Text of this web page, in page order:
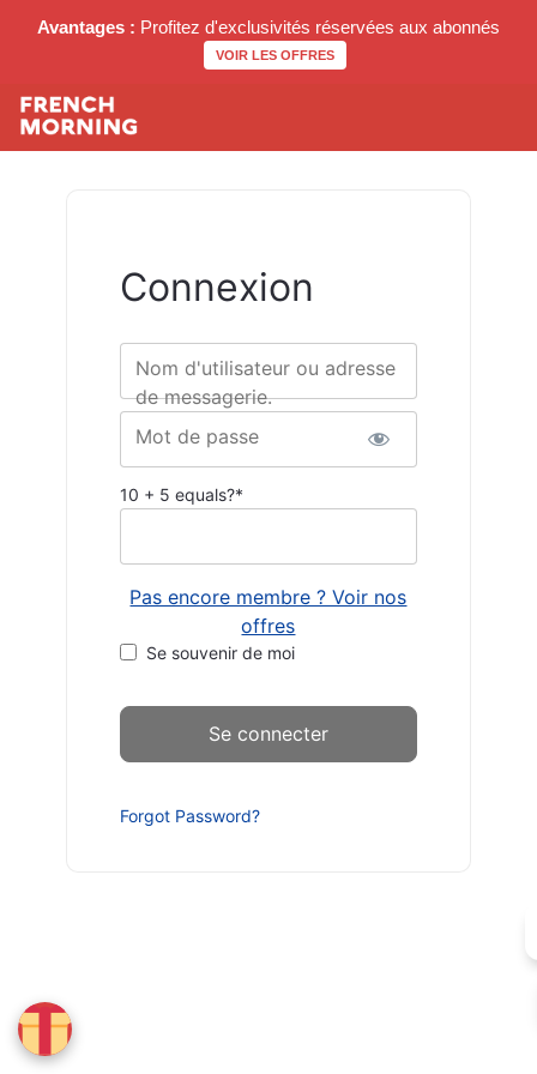
Avantages : Profitez d'exclusivités réservées aux abonnés
VOIR LES OFFRES
Connexion
Nom d'utilisateur ou adresse
de messagerie.
Mot de passe
10 + 5 equals?*
Pas encore membre ? Voir nos
offres
Se souvenir de moi
Forgot Password?